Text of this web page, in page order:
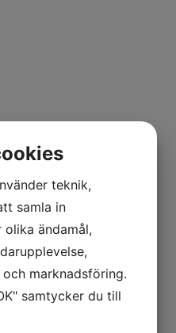
teknik,
samla in
ändamål,
marknadsföring.
samtycker du till